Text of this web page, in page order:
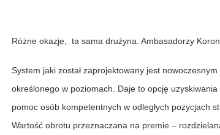
Różne okazje, ta sama drużyna. Ambasadorzy
System jaki został zaprojektowany jest
określonego w poziomach. Daje to opcję
pomoc osób kompetentnych w odległych pozycjach
Wartość obrotu przeznaczana na premie –